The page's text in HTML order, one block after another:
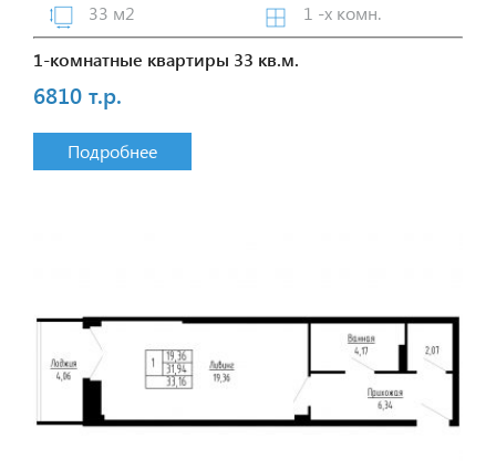
33 м2
1 -х комн.
1-комнатные квартиры 33 кв.м.
6810 т.р.
Подробнее